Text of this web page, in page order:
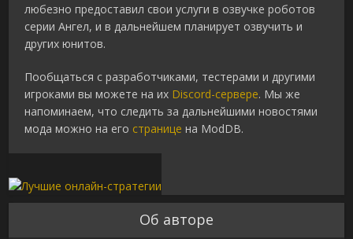
любезно предоставил свои услуги в озвучке роботов
серии Ангел, и в дальнейшем планирует озвучить и
других юнитов.
Пообщаться с разработчиками, тестерами и другими
игроками вы можете на их Discord-сервере. Мы же
напоминаем, что следить за дальнейшими новостями
мода можно на его странице на ModDB.
Об авторе